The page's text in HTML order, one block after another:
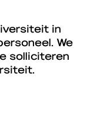
in
We
solliciteren